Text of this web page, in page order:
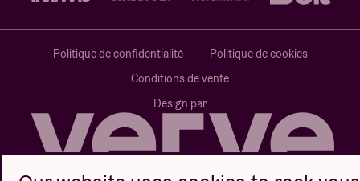
Politique de confidentialité
Politique de cookies
Conditions de vente
Design par